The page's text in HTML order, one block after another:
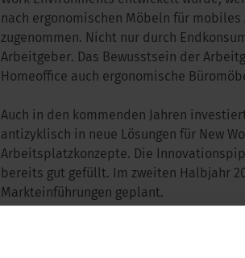
nach ergonomischen Möbeln für
zugenommen. Nicht nur durch
Arbeitgeber. Das Bewusstsein der
Homeoffice auch ergonomische
Auch in den kommenden Jahren
antizyklisch in neue Lösungen für New
Arbeitsplatzkonzepte. Die
bereits gut gefüllt. Im zweiten Halbjahr
Markteinführungen geplant.
Investitionen in allen